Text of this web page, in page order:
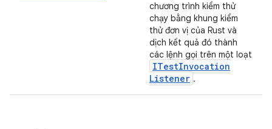
chương trình kiểm thử
chạy bằng khung kiểm
thử đơn vị của Rust và
dịch kết quả đó thành
các lệnh gọi trên một loạt
ITestInvocation
Listener .